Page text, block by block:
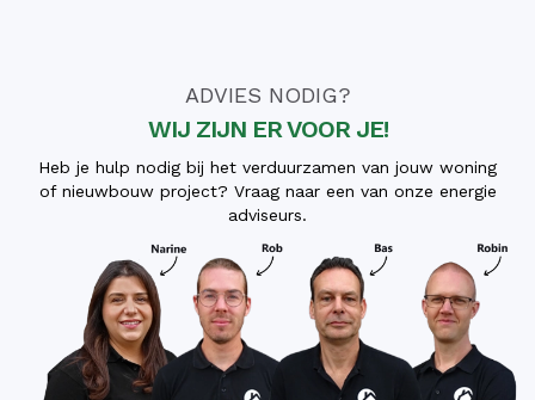
ADVIES NODIG?
WIJ ZIJN ER VOOR JE!
Heb je hulp nodig bij het verduurzamen van jouw woning
of nieuwbouw project? Vraag naar een van onze energie
adviseurs.